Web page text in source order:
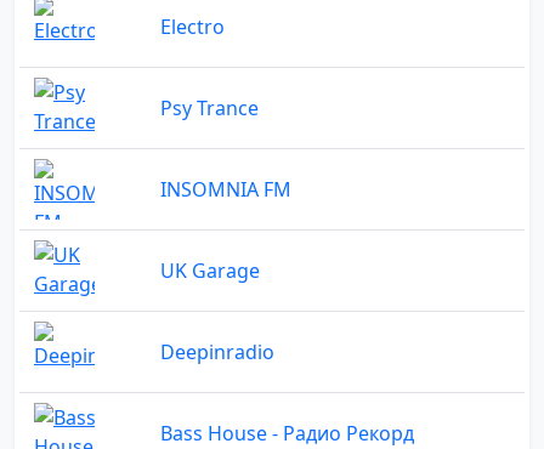
Electro
Psy Trance
INSOMNIA FM
UK Garage
Deepinradio
Bass House - Радио Рекорд